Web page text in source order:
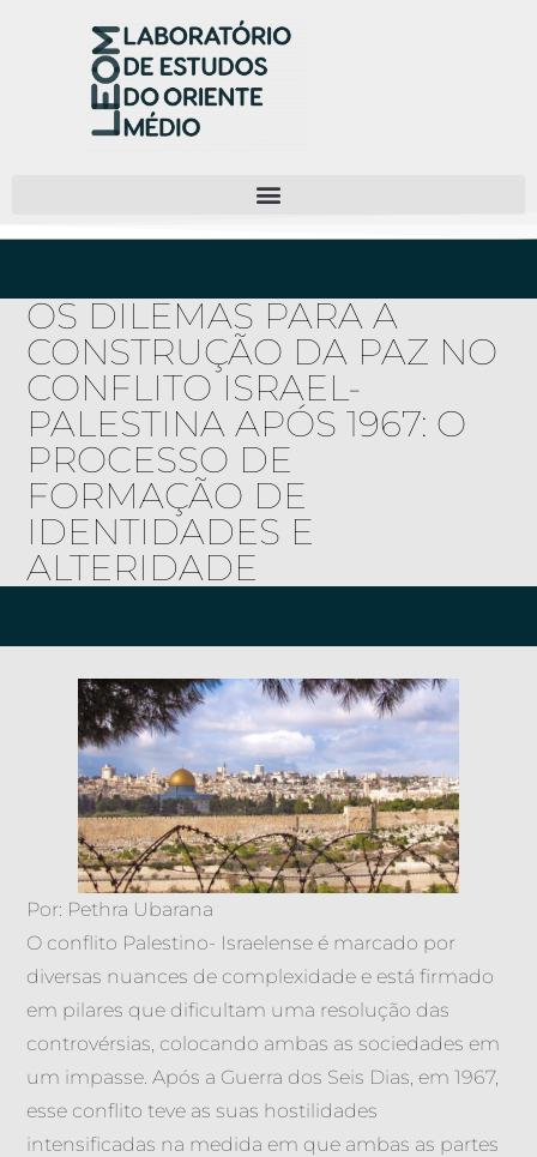
OS DILEMAS PARA A
CONSTRUÇÃO DA PAZ NO
CONFLITO ISRAEL-
PALESTINA APÓS 1967: O
PROCESSO DE
FORMAÇÃO DE
IDENTIDADES E
ALTERIDADE
Por: Pethra Ubarana
O conflito Palestino- Israelense é marcado por
diversas nuances de complexidade e está firmado
em pilares que dificultam uma resolução das
controvérsias, colocando ambas as sociedades em
um impasse. Após a Guerra dos Seis Dias, em 1967,
esse conflito teve as suas hostilidades
intensificadas na medida em que ambas as partes